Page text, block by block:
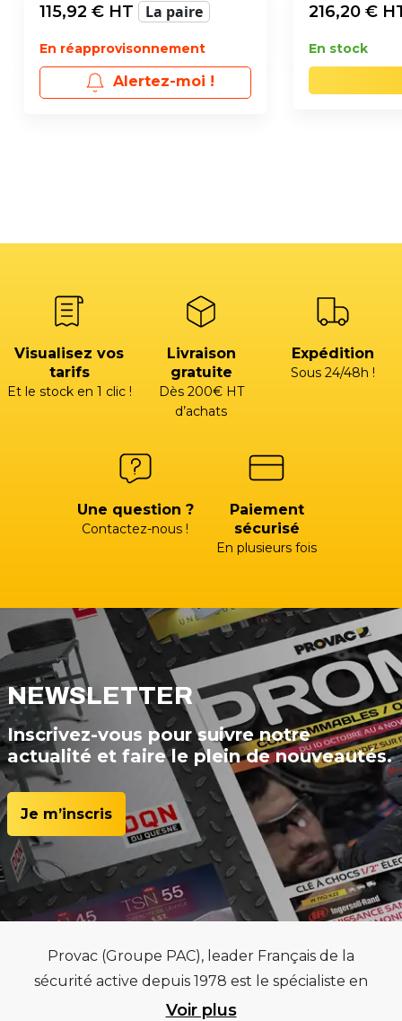
115,92 € HT La paire
En réapprovisonnement
Alertez-moi !
216,20 €
En stock
Visualisez vos
tarifs
Et le stock en 1 clic !
Livraison
gratuite
Dès 200€ HT
d’achats
Expédition
Sous 24/48h !
Une question ?
Contactez-nous !
Paiement
sécurisé
En plusieurs fois
NEWSLETTER
Inscrivez-vous pour suivre notre
actualité et faire le plein de nouveautés.
Je m’inscris
Provac (Groupe PAC), leader Français de la
sécurité active depuis 1978 est le spécialiste en
équipements pour garages et centres
Voir plus